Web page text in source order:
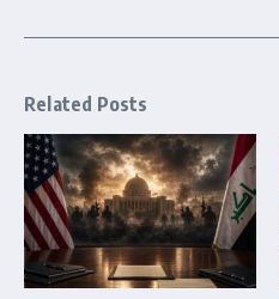
Related Posts